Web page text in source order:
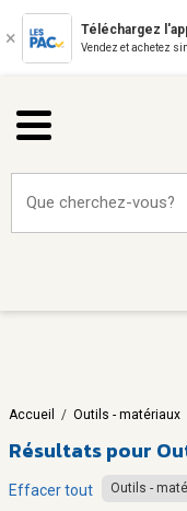
Téléchargez
Vendez et achetez
Que cherchez-vous?
Accueil / Outils - matériaux
Résultats pour
Effacer tout Outils -